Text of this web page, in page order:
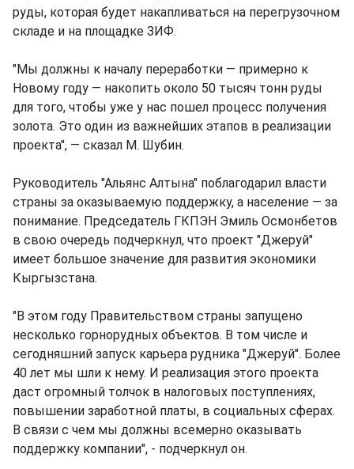
руды, которая будет накапливаться на перегрузочном
складе и на площадке ЗИФ.
"Мы должны к началу переработки ― примерно к
Новому году ― накопить около 50 тысяч тонн руды
для того, чтобы уже у нас пошел процесс получения
золота. Это один из важнейших этапов в реализации
проекта", ― сказал М. Шубин.
Руководитель "Альянс Алтына" поблагодарил власти
страны за оказываемую поддержку, а население ― за
понимание. Председатель ГКПЭН Эмиль Осмонбетов
в свою очередь подчеркнул, что проект "Джеруй"
имеет большое значение для развития экономики
Кыргызстана.
"В этом году Правительством страны запущено
несколько горнорудных объектов. В том числе и
сегодняшний запуск карьера рудника "Джеруй". Более
40 лет мы шли к нему. И реализация этого проекта
даст огромный толчок в налоговых поступлениях,
повышении заработной платы, в социальных сферах.
В связи с чем мы должны всемерно оказывать
поддержку компании", - подчеркнул он.